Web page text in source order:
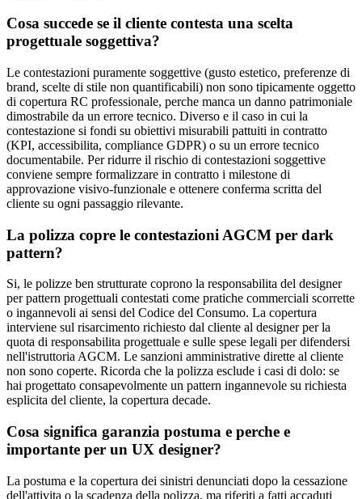
Cosa succede se il cliente contesta una scelta
progettuale soggettiva?
Le contestazioni puramente soggettive (gusto estetico, preferenze di
brand, scelte di stile non quantificabili) non sono tipicamente oggetto
di copertura RC professionale, perche manca un danno patrimoniale
dimostrabile da un errore tecnico. Diverso e il caso in cui la
contestazione si fondi su obiettivi misurabili pattuiti in contratto
(KPI, accessibilita, compliance GDPR) o su un errore tecnico
documentabile. Per ridurre il rischio di contestazioni soggettive
conviene sempre formalizzare in contratto i milestone di
approvazione visivo-funzionale e ottenere conferma scritta del
cliente su ogni passaggio rilevante.
La polizza copre le contestazioni AGCM per dark
pattern?
Si, le polizze ben strutturate coprono la responsabilita del designer
per pattern progettuali contestati come pratiche commerciali scorrette
o ingannevoli ai sensi del Codice del Consumo. La copertura
interviene sul risarcimento richiesto dal cliente al designer per la
quota di responsabilita progettuale e sulle spese legali per difendersi
nell'istruttoria AGCM. Le sanzioni amministrative dirette al cliente
non sono coperte. Ricorda che la polizza esclude i casi di dolo: se
hai progettato consapevolmente un pattern ingannevole su richiesta
esplicita del cliente, la copertura decade.
Cosa significa garanzia postuma e perche e
importante per un UX designer?
La postuma e la copertura dei sinistri denunciati dopo la cessazione
dell'attivita o la scadenza della polizza, ma riferiti a fatti accaduti